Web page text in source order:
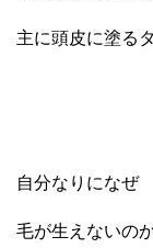
主に頭皮に塗る
自分なりになぜ
毛が生えないの